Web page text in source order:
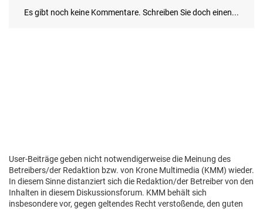
User-Beiträge geben nicht notwendigerweise die Meinung des
Betreibers/der Redaktion bzw. von Krone Multimedia (KMM) wieder.
In diesem Sinne distanziert sich die Redaktion/der Betreiber von den
Inhalten in diesem Diskussionsforum. KMM behält sich
insbesondere vor, gegen geltendes Recht verstoßende, den guten